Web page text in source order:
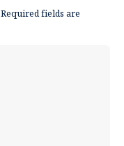
Required fields are